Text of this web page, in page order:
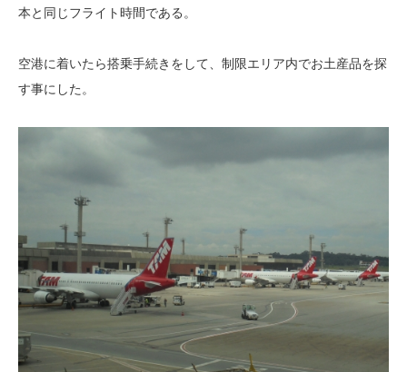
本と同じフライト時間である。
空港に着いたら搭乗手続きをして、制限エリア内でお土産品を探
す事にした。